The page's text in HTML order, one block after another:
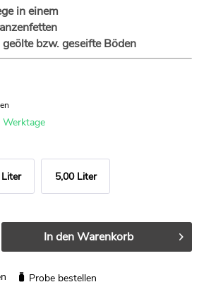
in einem
bzw. geseifte Böden
5,00 Liter
In denWarenkorb
Probe bestellen